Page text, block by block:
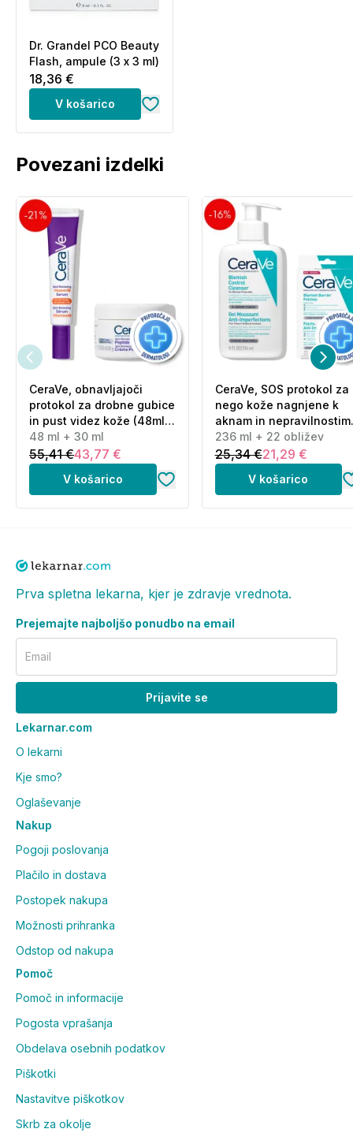
Dr. Grandel PCO Beauty
Flash, ampule (3 x 3 ml)
18,36 €
V košarico
Povezani izdelki
CeraVe, obnavljajoči
protokol za drobne gubice
in pust videz kože (48ml
+ 30 ml)
48 ml + 30 ml
55,41 €43,77 €
V košarico
CeraVe, SOS protokol za
nego kože nagnjene k
aknam in nepravilnostim
(236 ml + 22 obližev)
236 ml + 22 obližev
25,34 €21,29 €
V košarico
Prva spletna lekarna, kjer je zdravje vrednota.
Prejemajte najboljšo ponudbo na email
Email
Prijavite se
Lekarnar.com
O lekarni
Kje smo?
Oglaševanje
Nakup
Pogoji poslovanja
Plačilo in dostava
Postopek nakupa
Možnosti prihranka
Odstop od nakupa
Pomoč
Pomoč in informacije
Pogosta vprašanja
Obdelava osebnih podatkov
Piškotki
Nastavitve piškotkov
Skrb za okolje